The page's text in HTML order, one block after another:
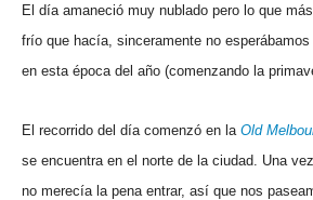
El día amaneció muy nublado pero lo que
frío que hacía, sinceramente no
en esta época del año (comenzando la
El recorrido del día comenzó en la Old
se encuentra en el norte de la ciudad. Una
no merecía la pena entrar, así que nos